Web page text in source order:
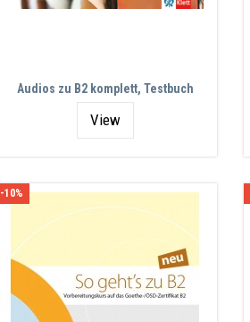
Audios zu B2 komplett, Testbuch
View
-10%